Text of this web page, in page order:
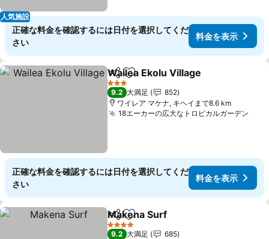
人気施設
正確な料金を確認するには日付を選択してくだ
さい
料金を表示
シェアお気に入りに追加
Wailea Ekolu Village
3 ホテルのランク
9.2 大満足
852
ワイレア マケナ, キヘイまで8.6 km
18エーカーの広大なトロピカルガーデン
正確な料金を確認するには日付を選択してくだ
さい
料金を表示
シェアお気に入りに追加
Makena Surf
4 ホテルのランク
9.2 大満足
685